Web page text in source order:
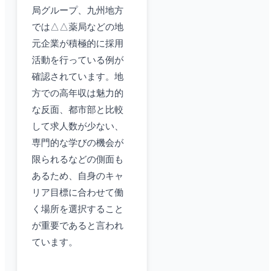
局グループ、九州地方
では△△薬局などの地
元企業が積極的に採用
活動を行っている例が
確認されています。地
方での高年収は魅力的
な反面、都市部と比較
して求人数が少ない、
専門的な学びの機会が
限られるなどの側面も
あるため、自身のキャ
リア目標に合わせて働
く場所を選択すること
が重要であると言われ
ています。